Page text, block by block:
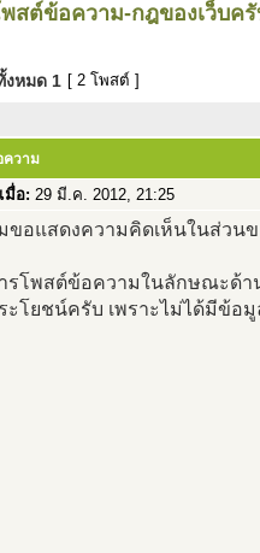
สต์ข้อความ-กฎของเว็บค
งหมด 1 [ 2 โพสต์ ]
ความ
เมื่อ: 29 มี.ค. 2012, 21:25
ขอแสดงความคิดเห็นในส่วน
รโพสต์ข้อความในลักษณะด้าน
ะโยชน์ครับ เพราะไม่ได้มีข้อมู